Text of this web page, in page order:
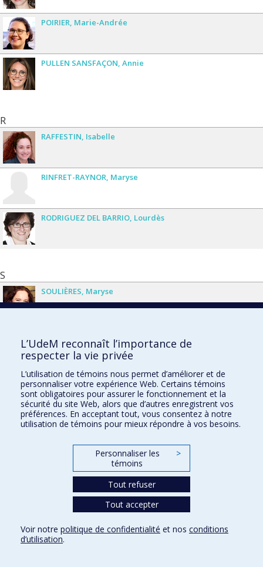
POIRIER Marie-Andrée
PULLEN SANSFAÇON Annie
R
RAFFESTIN Isabelle
RINFRET-RAYNOR Maryse
RODRIGUEZ DEL BARRIO Lourdès
S
SOULIÈRES Maryse
Diahara
TREMBLAY-HÉBERT Sophie
École de travail social
Pavillon Marie-Victorin
Nouvelles et événements
L’UdeM reconnaît l’importance de
respecter la vie privée
L’utilisation de témoins nous permet d’améliorer et de
personnaliser votre expérience Web. Certains témoins
sont obligatoires pour assurer le fonctionnement et la
sécurité du site Web, alors que d’autres enregistrent vos
préférences. En acceptant tout, vous consentez à notre
utilisation de témoins pour mieux répondre à vos besoins.
Personnaliser les
témoins
>
Tout refuser
Tout accepter
Voir notre politique de confidentialité et nos conditions
d’utilisation.